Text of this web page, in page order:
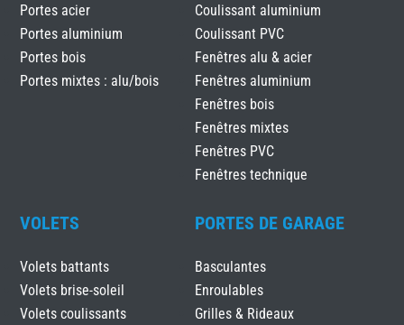
Portes acier
Portes aluminium
Portes bois
Portes mixtes : alu/bois
Coulissant aluminium
Coulissant PVC
Fenêtres alu & acier
Fenêtres aluminium
Fenêtres bois
Fenêtres mixtes
Fenêtres PVC
Fenêtres technique
VOLETS
Volets battants
Volets brise-soleil
Volets coulissants
PORTES DE GARAGE
Basculantes
Enroulables
Grilles & Rideaux